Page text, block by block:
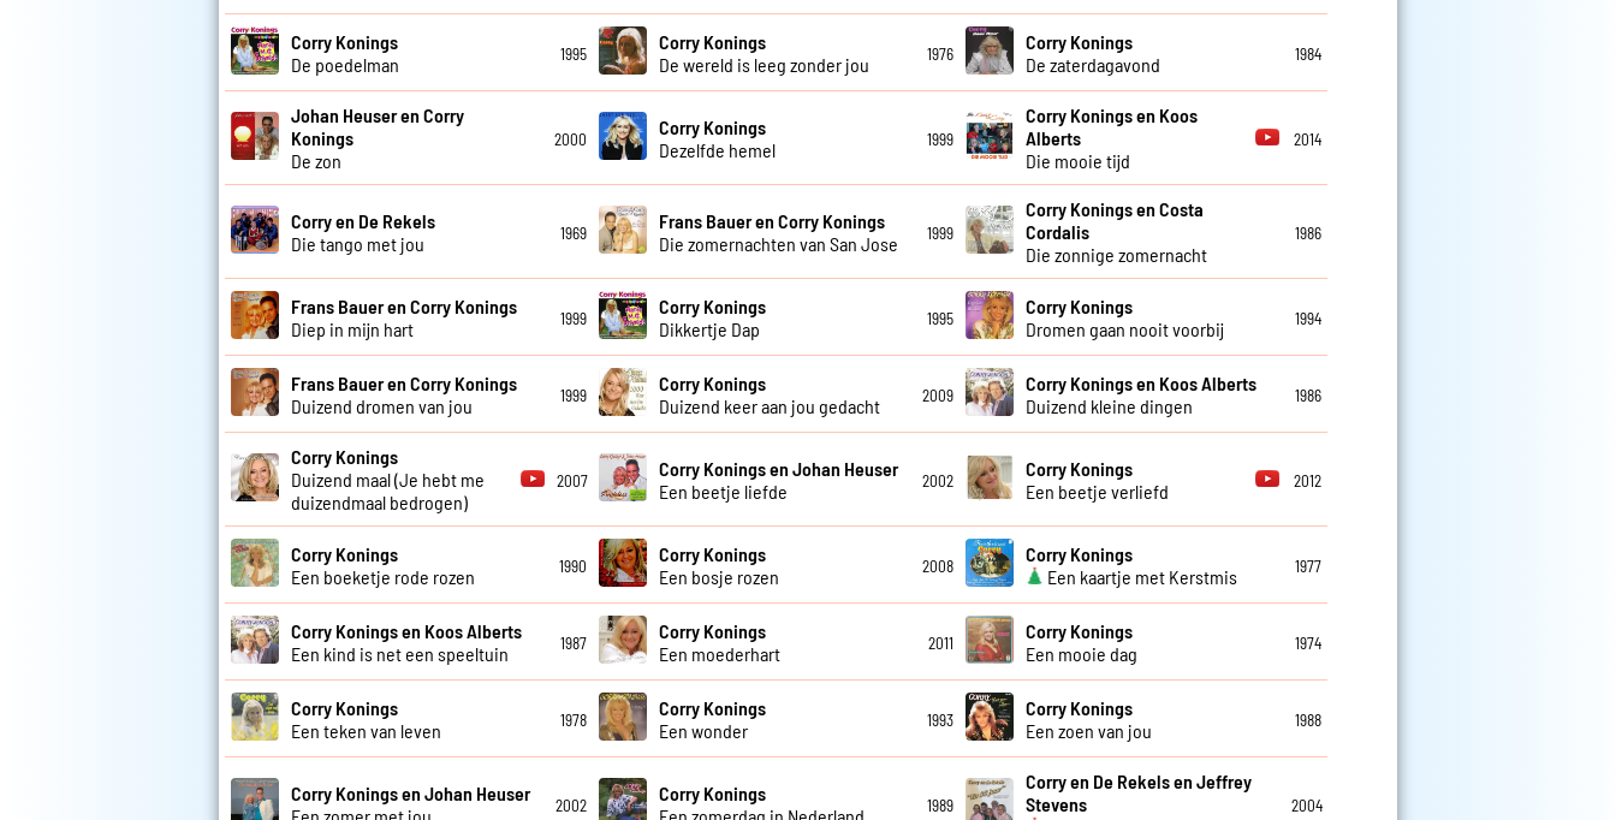
Corry Konings
De poedelman
1995
Corry Konings
De wereld is leeg zonder jou
1976
Corry Konings
De zaterdagavond
1984
Johan Heuser en Corry
Konings
De zon
2000
Corry Konings
Dezelfde hemel
1999
Corry Konings en Koos
Alberts
Die mooie tijd
2014
Corry en De Rekels
Die tango met jou
1969
Frans Bauer en Corry Konings
Die zomernachten van San Jose
1999
Corry Konings en Costa
Cordalis
Die zonnige zomernacht
1986
Frans Bauer en Corry Konings
Diep in mijn hart
1999
Corry Konings
Dikkertje Dap
1995
Corry Konings
Dromen gaan nooit voorbij
1994
Frans Bauer en Corry Konings
Duizend dromen van jou
1999
Corry Konings
Duizend keer aan jou gedacht
2009
Corry Konings en Koos Alberts
Duizend kleine dingen
1986
Corry Konings
Duizend maal (Je hebt me
duizendmaal bedrogen)
2007
Corry Konings en Johan Heuser
Een beetje liefde
2002
Corry Konings
Een beetje verliefd
2012
Corry Konings
Een boeketje rode rozen
1990
Corry Konings
Een bosje rozen
2008
Corry Konings
Een kaartje met Kerstmis
1977
Corry Konings en Koos Alberts
Een kind is net een speeltuin
1987
Corry Konings
Een moederhart
2011
Corry Konings
Een mooie dag
1974
Corry Konings
Een teken van leven
1978
Corry Konings
Een wonder
1993
Corry Konings
Een zoen van jou
1988
Corry Konings en Johan Heuser
2002
Corry Konings
1989
Corry en De Rekels en Jeffrey
Stevens
2004